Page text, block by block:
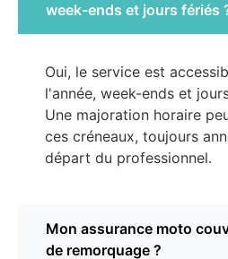
week-ends et jours fériés
Oui, le service est
l'année, week-ends et
Une majoration horaire
ces créneaux, toujours
départ du professionnel.
Mon assurance moto
de remorquage ?